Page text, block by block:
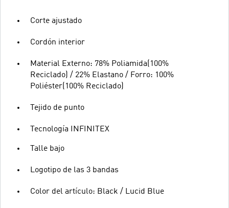
Corte ajustado
Cordón interior
Material Externo: 78% Poliamida(100%
Reciclado) / 22% Elastano / Forro: 100%
Poliéster(100% Reciclado)
Tejido de punto
Tecnología INFINITEX
Talle bajo
Logotipo de las 3 bandas
Color del artículo: Black / Lucid Blue